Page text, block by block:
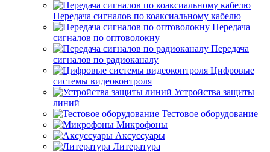
Передача сигналов по коаксиальному кабелю
Передача
сигналов по оптоволокну
Передача
сигналов по радиоканалу
Цифровые
системы видеоконтроля
Устройства защиты
линий
Тестовое оборудование
Микрофоны
Аксуссуары
Литература